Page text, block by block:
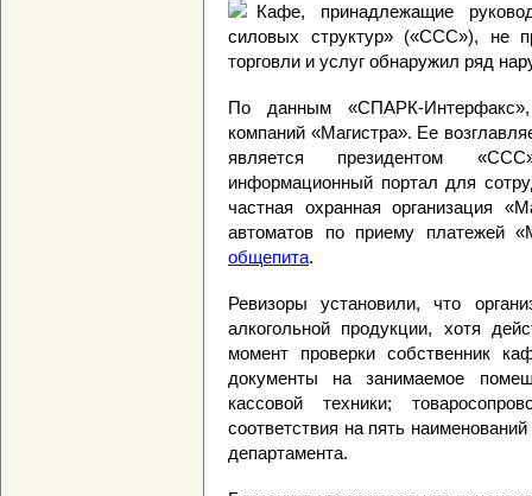
Кафе, принадлежащие
силовых структур» («ССС»), не
торговли и услуг обнаружил ряд
По данным «СПАРК-
компаний «Магистра». Ее
является президентом
информационный портал для
частная охранная организация
автоматов по приему платежей
общепита.
Ревизоры установили, что
алкогольной продукции, хотя
момент проверки собственник
документы на занимаемое
кассовой техники;
соответствия на пять
департамента.